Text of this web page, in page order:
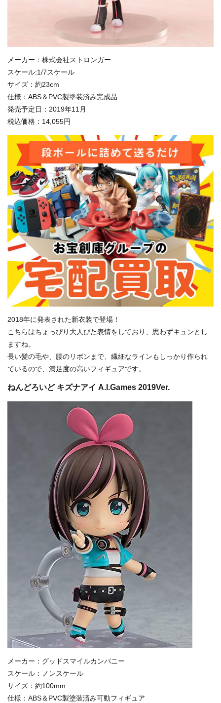
メーカー：株式会社ストロンガー
スケール:1/7スケール
サイズ：約23cm
仕様：ABS＆PVC製塗装済み完成品
発売予定日：2019年11月
税込価格：14,055円
2018年に発表された新衣装で登場！
こちらはちょっぴり大人びた表情をしており、思わずキュンとし
ますね。
長い髪の毛や、腰のリボンまで、繊細なラインもしっかり作られ
ているので、満足度の高いフィギュアです。
ねんどろいど キズナアイ A.I.Games 2019Ver.
メーカー：グッドスマイルカンパニー
スケール：ノンスケール
サイズ：約100mm
仕様：ABS＆PVC製塗装済み可動フィギュア